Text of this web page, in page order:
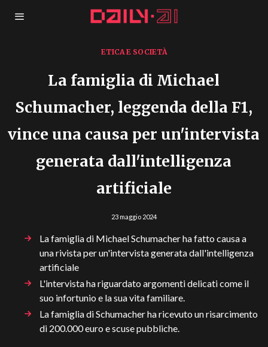
ETICA E SOCIETÀ
La famiglia di Michael
Schumacher, leggenda della F1,
vince una causa per un'intervista
generata dall'intelligenza
artificiale
23 maggio 2024
La famiglia di Michael Schumacher ha fatto causa a
una rivista per un'intervista generata dall'intelligenza
artificiale
L'intervista ha riguardato argomenti delicati come il
suo infortunio e la sua vita familiare.
La famiglia di Schumacher ha ricevuto un risarcimento
di 200.000 euro e scuse pubbliche.